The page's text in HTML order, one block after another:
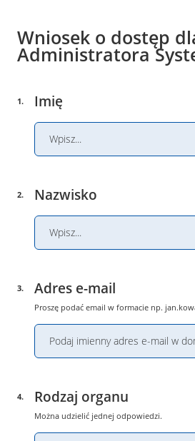
Wniosek o dostęp
Administratora
1. Imię
2. Nazwisko
3. Adres e-mail
Proszę podać email w formacie np.
4. Rodzaj organu
Można udzielić jednej odpowiedzi.